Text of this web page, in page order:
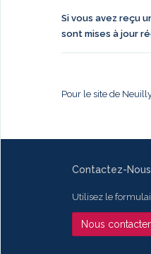
Si vous avez reçu
sont mises à jour
Pour le site de
Contactez-Nous
Utilisez le
Nous contacter